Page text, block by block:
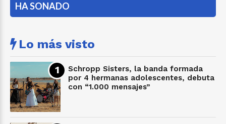
HA SONADO
Lo más visto
Schropp Sisters, la banda formada
por 4 hermanas adolescentes, debuta
con “1.000 mensajes”